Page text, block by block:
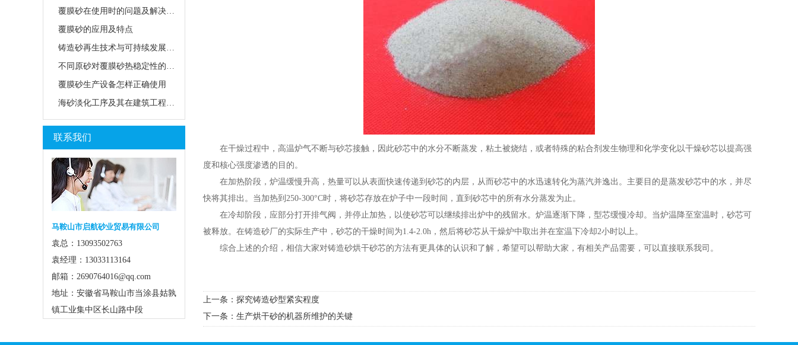
覆膜砂在使用时的问题及解决方法
覆膜砂的应用及特点
铸造砂再生技术与可持续发展路径
不同原砂对覆膜砂热稳定性的影响
覆膜砂生产设备怎样正确使用
海砂淡化工序及其在建筑工程中的应用前景
联系我们
马鞍山市启航砂业贸易有限公司
袁总：13093502763
袁经理：13033113164
邮箱：2690764016@qq.com
地址：安徽省马鞍山市当涂县姑孰
镇工业集中区长山路中段
在干燥过程中，高温炉气不断与砂芯接触，因此砂芯中的水分不断蒸发，粘土被烧结，或者特殊的粘合剂发生物理和化学变化以干燥砂芯以提高强
度和核心强度渗透的目的。
在加热阶段，炉温缓慢升高，热量可以从表面快速传递到砂芯的内层，从而砂芯中的水迅速转化为蒸汽并逸出。主要目的是蒸发砂芯中的水，并尽
快将其排出。当加热到250-300°C时，将砂芯存放在炉子中一段时间，直到砂芯中的所有水分蒸发为止。
在冷却阶段，应部分打开排气阀，并停止加热，以使砂芯可以继续排出炉中的残留水。炉温逐渐下降，型芯缓慢冷却。当炉温降至室温时，砂芯可
被释放。在铸造砂厂的实际生产中，砂芯的干燥时间为1.4-2.0h，然后将砂芯从干燥炉中取出并在室温下冷却2小时以上。
综合上述的介绍，相信大家对铸造砂烘干砂芯的方法有更具体的认识和了解，希望可以帮助大家，有相关产品需要，可以直接联系我司。
上一条： 探究铸造砂型紧实程度
下一条： 生产烘干砂的机器所维护的关键